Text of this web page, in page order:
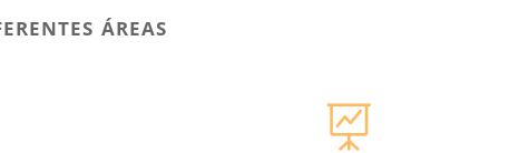
áreas
